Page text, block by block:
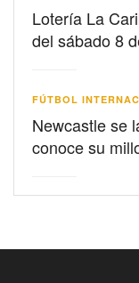
Lotería La
del sábado 8
FÚTBOL
Newcastle se
conoce su